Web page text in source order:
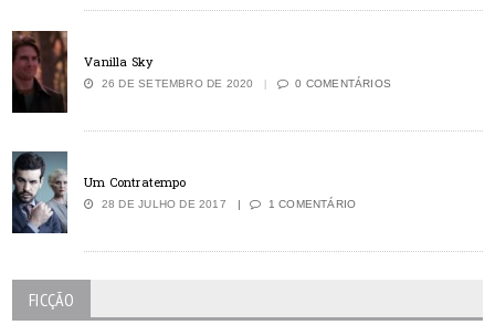
Vanilla Sky
26 DE SETEMBRO DE 2020 0 COMENTÁRIOS
Um Contratempo
28 DE JULHO DE 2017 1 COMENTÁRIO
FICÇÃO